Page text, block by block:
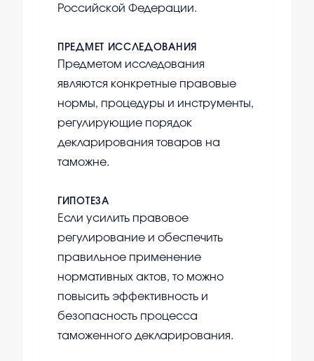
Российской Федерации.
ПРЕДМЕТ ИССЛЕДОВАНИЯ
Предметом исследования
являются конкретные правовые
нормы, процедуры и инструменты,
регулирующие порядок
декларирования товаров на
таможне.
ГИПОТЕЗА
Если усилить правовое
регулирование и обеспечить
правильное применение
нормативных актов, то можно
повысить эффективность и
безопасность процесса
таможенного декларирования.